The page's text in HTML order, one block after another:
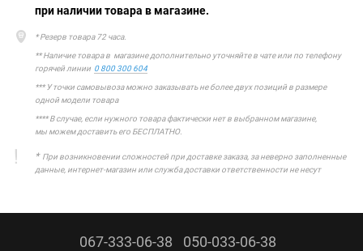
при наличии товара в магазине.
* Резерв товара 72 часа.
** Наличие товара в магазине дополнительно уточняйте в чате или по телефону
горячей линии 0 800 300 604
*** У точки самовывоза можно заказывать не более двух позиций в размере
одной модели товара
**** В случае, если нужного товара фактически нет в выбранном магазине,
мы можем доставить его БЕСПЛАТНО.
*При возникновении сложностей при доставке заказа, за неверно заполненные
данные, интернет-магазин или служба доставки ответственности не несут
067-333-06-38 050-033-06-38